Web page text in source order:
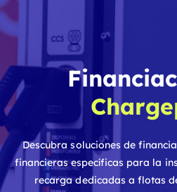
Descubra soluciones de
financieras específicas para la
recarga dedicadas a flotas